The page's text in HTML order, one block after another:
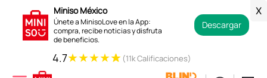
Miniso México
Únete a MinisoLove en la App:
compra, recibe noticias y disfruta
de beneficios.
Descargar
X
4.7★★★★★ (11k Calificaciones)